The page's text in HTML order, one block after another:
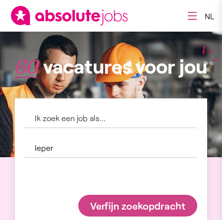
NL
60vacatures voor jou
Verfijn zoekopdracht